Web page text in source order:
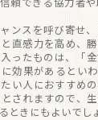
ンスを呼び寄せ
直感力を高め、
ったものは、「
効果があるとい
い人におすすめ
されますので、
きにもよいでし